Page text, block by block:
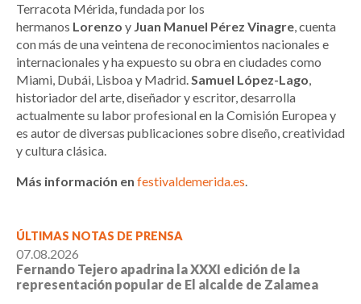
Terracota Mérida, fundada por los
hermanos Lorenzo y Juan Manuel Pérez Vinagre, cuenta
con más de una veintena de reconocimientos nacionales e
internacionales y ha expuesto su obra en ciudades como
Miami, Dubái, Lisboa y Madrid.Samuel López-Lago,
historiador del arte, diseñador y escritor, desarrolla
actualmente su labor profesional en la Comisión Europea y
es autor de diversas publicaciones sobre diseño, creatividad
y cultura clásica.
Más información en festivaldemerida.es.
ÚLTIMAS NOTAS DE PRENSA
07.08.2026
Fernando Tejero apadrina la XXXI edición de la
representación popular de El alcalde de Zalamea